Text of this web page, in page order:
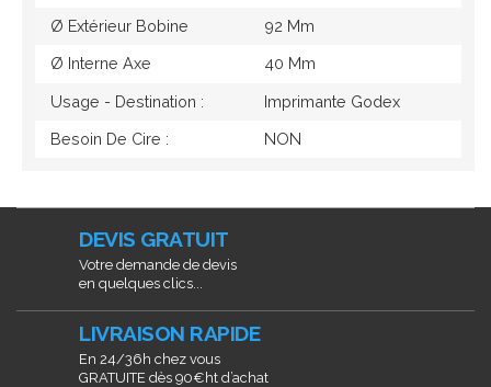
Ø Extérieur Bobine 92 Mm
Ø Interne Axe 40 Mm
Usage - Destination : Imprimante Godex
Besoin De Cire : NON
DEVIS GRATUIT
Votre demande de devis
en quelques clics...
LIVRAISON RAPIDE
En 24/36h chez vous
GRATUITE dès 90€ht d’achat